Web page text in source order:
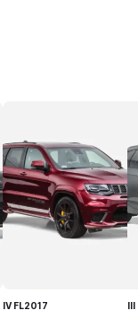
IV FL2017